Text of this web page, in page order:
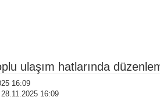
ulaşım hatlarında
16:09
16:09